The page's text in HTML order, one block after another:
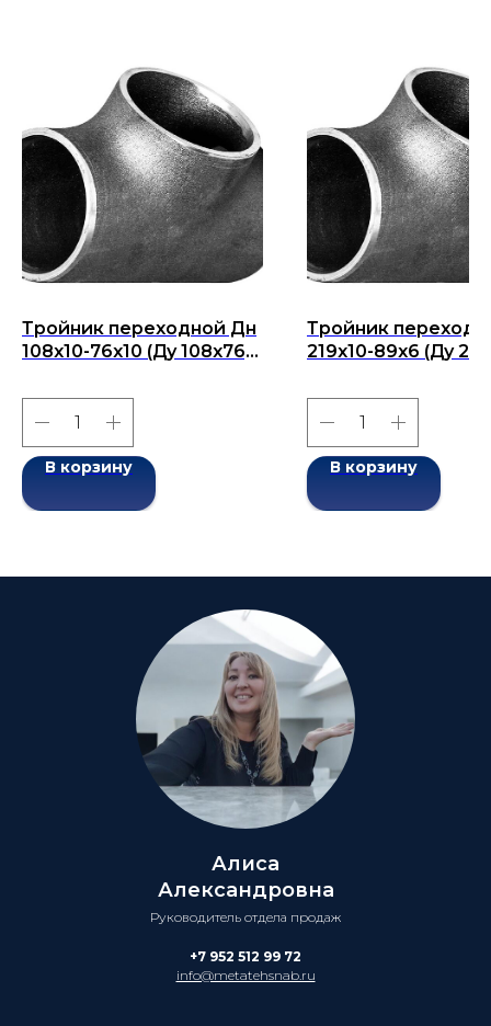
Тройник переходной Дн
108х10-76х10 (Ду 108х76)
2001
В корзину
Тройник
219х10-89х6 (Ду
2001
В корзину
Алиса
Александровна
Руководитель отдела продаж
+7 952 512 99 72
info@metatehsnab.ru